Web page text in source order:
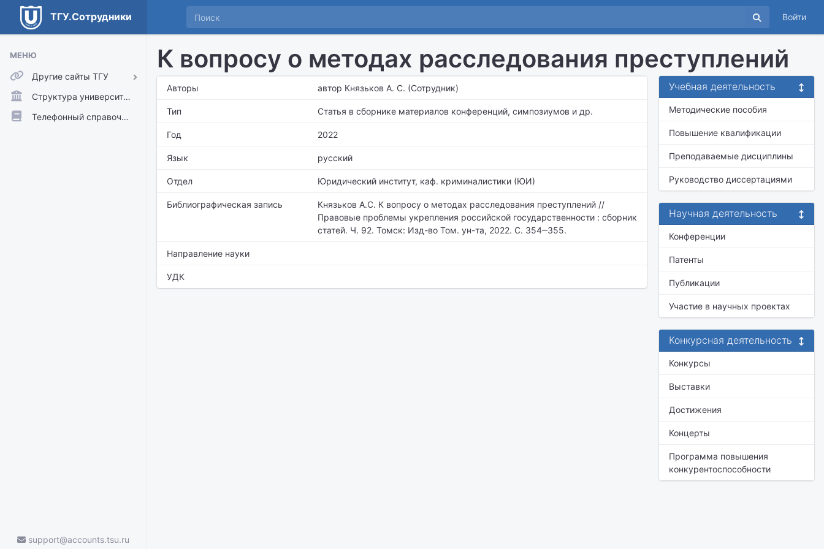
ТГУ.Сотрудники Войти
МЕНЮ
Другие сайты ТГУ
ТГУ.Аккаунты
ТГУ.Расписание
Структура университета
Телефонный справочник
support@accounts.tsu.ru
К вопросу о методах расследования преступлений
Авторы автор Князьков А. С. (Сотрудник)
Тип Статья в сборнике материалов конференций, симпозиумов и др.
Год 2022
Язык русский
Отдел Юридический институт, каф. криминалистики (ЮИ)
Библиографическая запись
Князьков А.С. К вопросу о методах расследования преступлений //
Правовые проблемы укрепления российской государственности : сборник
статей. Ч. 92. Томск: Изд-во Том. ун-та, 2022. С. 354‒355.
Направление науки
УДК
Учебная деятельность
Методические пособия
Повышение квалификации
Преподаваемые дисциплины
Руководство диссертациями
Научная деятельность
Конференции
Патенты
Публикации
Участие в научных проектах
Конкурсная деятельность
Конкурсы
Выставки
Достижения
Концерты
Программа повышения
конкурентоспособности